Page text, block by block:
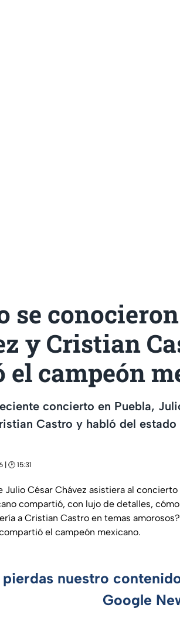
se
y Cristian
el campeón
concierto en Puebla,
Castro y habló del estado
🕑 15:31
Julio César Chávez asistiera al
compartió, con lujo de detalles,
a Cristian Castro en temas
el campeón mexicano.
pierdas nuestro
Google